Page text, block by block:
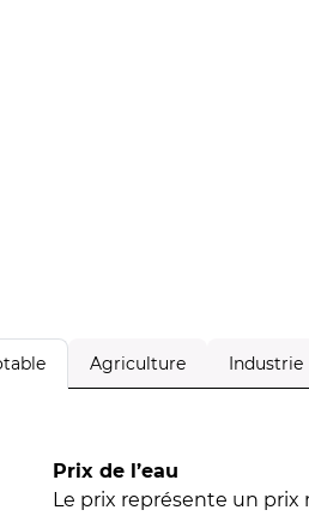
Agriculture Industrie
Prix de l’eau
Le prix représente un prix